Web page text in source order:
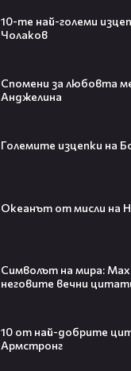
10-те най-големи
Чолаков
Спомени за любовта
Анджелина
Големите изцепки на
Океанът от мисли на
Символът на мира:
неговите вечни
10 от най-добрите
Армстронг
проговаря
🎬👀💥
Селена Гомес
гарантиран“🧐💥
Изследовател на
притежават